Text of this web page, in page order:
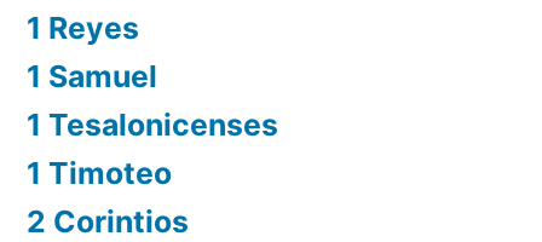
1 Reyes
1 Samuel
1 Tesalonicenses
1 Timoteo
2 Corintios